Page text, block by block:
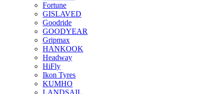
Fortune
GISLAVED
Goodride
GOODYEAR
Gripmax
HANKOOK
Headway
HiFly
Ikon Tyres
KUMHO
LANDSAIL